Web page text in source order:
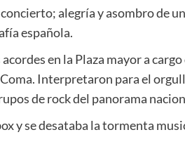
alegría y asombro de un
española.
en la Plaza mayor a cargo
Interpretaron para el
de rock del panorama
y se desataba la tormenta